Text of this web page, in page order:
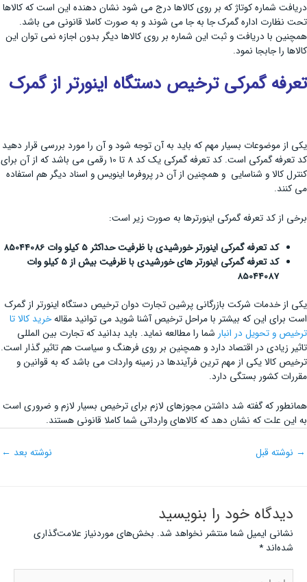
دریافت شماره کوتاژ که بر روی کالاها درج می شود نشان دهنده این است که کالاها
تحت نظارت اداره گمرک جا به جا می شوند و به صورت کاملا قانونی می باشد.
همچنین با دریافت و ثبت این شماره بر روی کالاها دیگر بدون اجازه نمی توان این
کالاها را جابجا نمود.
تعرفه گمرکی ترخیص دستگاه اینورتر از گمرک
یکی از موضوعات بسیار مهم که باید به آن توجه شود و آن را مورد بررسی قرار دهید
کد تعرفه گمرکی است. کد تعرفه گمرکی یک کد 8 تا 10 رقمی می باشد که از آن برای
کنترل کالا و شناسایی و همچنین از آن در پروفرما اینویس و اسناد دیگر هم استفاده
می کنند.
برخی از کد تعرفه گمرکی اینورترها به صورت زیر است:
کد تعرفه گمرکی اینورتر خورشیدی با ظرفیت حداکثر 5 کیلو وات 85044086
کد تعرفه گمرکی اینورتر های خورشیدی با ظرفیت بیش از 5 کیلو وات
85044087
یکی از خدمات شرکت بازرگانی پرشین تجارت دوان ترخیص دستگاه اینورتر از گمرک
است برای این که بیشتر با مراحل ترخیص آشنا شوید می توانید مقالهخرید کالا تا
ترخیص و تحویل در انبار شما را مطالعه نماید. باید بدانید که تجارت بین المللی
تاثیر زیادی در اقتصاد دارد و همچنین بر روی فرهنگ و سیاست هم تاثیر گذار است.
ترخیص کالا یکی از مهم ترین فرآیندها در زمینه واردات می باشد که به قوانین و
مقررات کشور بستگی دارد.
همانطور که گفته شد داشتن مجوزهای لازم برای ترخیص بسیار لازم و ضروری است
به این علت که نشان دهد که کالاهای وارداتی شما کاملا قانونی هستند.
→ نوشته قبل نوشته بعد ←
دیدگاه‌ خود را بنویسید
نشانی ایمیل شما منتشر نخواهد شد. بخش‌های موردنیاز علامت‌گذاری
شده‌اند*